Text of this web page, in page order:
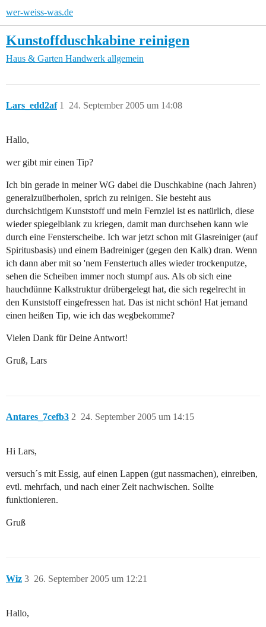
wer-weiss-was.de
Kunstoffduschkabine reinigen
Haus & Garten Handwerk allgemein
Lars_edd2af 24. September 2005 um 14:08
1
Hallo,
wer gibt mir einen Tip?
Ich bin gerade in meiner WG dabei die Duschkabine (nach Jahren)
generalzuüberholen, sprich zu reinigen. Sie besteht aus
durchsichtigem Kunststoff und mein Fernziel ist es natürlich, diese
wieder spiegelblank zu kriegen, damit man durchsehen kann wie
durch eine Fensterscheibe. Ich war jetzt schon mit Glasreiniger (auf
Spiritusbasis) und einem Badreiniger (gegen den Kalk) dran. Wenn
ich dann aber mit so 'nem Fenstertuch alles wieder trockenputze,
sehen die Scheiben immer noch stumpf aus. Als ob sich eine
hauchdünne Kalkstruktur drübergelegt hat, die sich regelrecht in
den Kunststoff eingefressen hat. Das ist nicht schön! Hat jemand
einen heißen Tip, wie ich das wegbekomme?
Vielen Dank für Deine Antwort!
Gruß, Lars
Antares_7cefb3 24. September 2005 um 14:15
2
Hi Lars,
versuch´s mit Essig, auf einen Lappen (gut nassmachen), einreiben,
evtl. mehrfach, und nach einer Zeit nachwischen. Sollte
funktionieren.
Gruß
Wiz 26. September 2005 um 12:21
3
Hallo,